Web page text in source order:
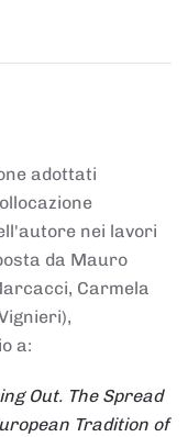
adottati
nei lavori
da Mauro
Carmela
a:
Out. The Spread
Tradition of